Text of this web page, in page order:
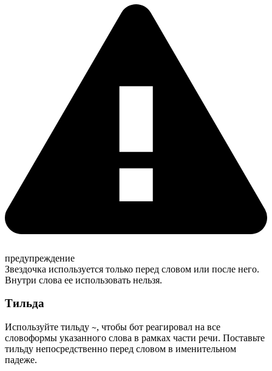
предупреждение
Звездочка используется только перед словом или после него.
Внутри слова ее использовать нельзя.
Тильда
Используйте тильду ~, чтобы бот реагировал на все
словоформы указанного слова в рамках части речи. Поставьте
тильду непосредственно перед словом в именительном
падеже.